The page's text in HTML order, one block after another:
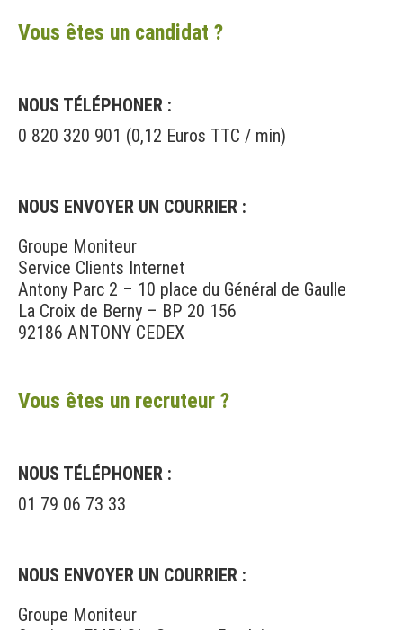
Vous êtes un candidat ?
NOUS TÉLÉPHONER :
0 820 320 901 (0,12 Euros TTC / min)
NOUS ENVOYER UN COURRIER :
Groupe Moniteur
Service Clients Internet
Antony Parc 2 – 10 place du Général de Gaulle
La Croix de Berny – BP 20 156
92186 ANTONY CEDEX
Vous êtes un recruteur ?
NOUS TÉLÉPHONER :
01 79 06 73 33
NOUS ENVOYER UN COURRIER :
Groupe Moniteur